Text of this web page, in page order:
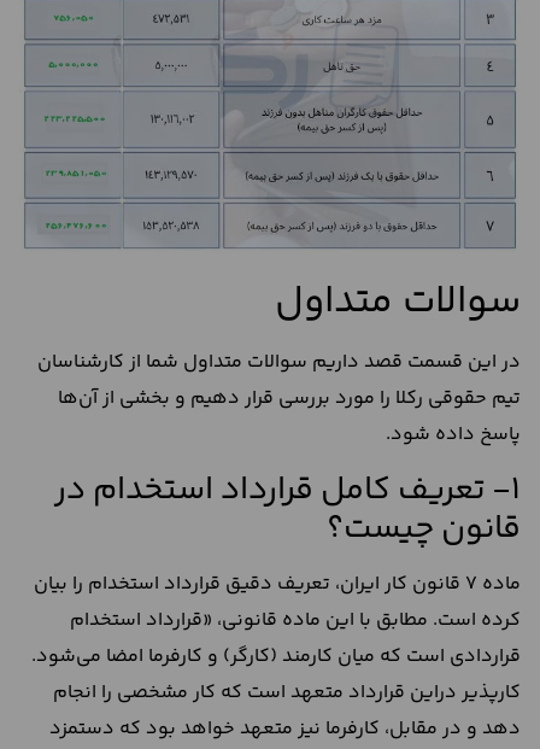
سوالات متداول
در این قسمت قصد داریم سوالات متداول شما از کارشناسان
تیم حقوقی رکلا را مورد بررسی قرار دهیم و بخشی از آن‌ها
پاسخ داده شود.
1- تعریف کامل قرارداد استخدام در
قانون چیست؟
ماده 7 قانون کار ایران، تعریف دقیق قرارداد استخدام را بیان
کرده است. مطابق با این ماده قانونی، «قرارداد استخدام
قراردادی است که میان کارمند (کارگر) و کارفرما امضا می‌شود.
کارپذیر دراین قرارداد متعهد است که کار مشخصی را انجام
دهد و در مقابل، کارفرما نیز متعهد خواهد بود که دستمزد